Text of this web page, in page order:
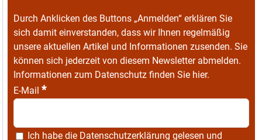
Durch Anklicken des Buttons „Anmelden“ erklären Sie
sich damit einverstanden, dass wir Ihnen regelmäßig
unsere aktuellen Artikel und Informationen zusenden. Sie
können sich jederzeit von diesem Newsletter abmelden.
Informationen zum Datenschutz finden Sie hier.
E-Mail *
Ich habe die Datenschutzerklärung gelesen und